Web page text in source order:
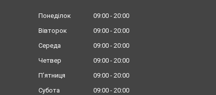
Понеділок 09:00
20:00
Вівторок
09:00
20:00
Середа
09:00
20:00
Четвер
09:00
20:00
Пʼятниця
09:00
20:00
Субота
09:00
20:00